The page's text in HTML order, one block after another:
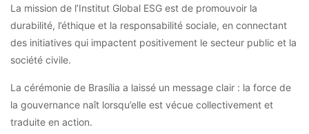
La mission de l’Institut Global ESG est de promouvoir la
durabilité, l’éthique et la responsabilité sociale, en connectant
des initiatives qui impactent positivement le secteur public et la
société civile.
La cérémonie de Brasília a laissé un message clair : la force de
la gouvernance naît lorsqu’elle est vécue collectivement et
traduite en action.